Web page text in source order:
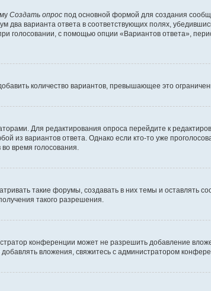
Создать опрос под основной формой для создания
варианта ответа в соответствующих полях,
голосовании, с помощью опции «Вариантов ответа»,
количество вариантов, превышающее это
Для редактирования опроса перейдите к
из вариантов ответа. Однако если кто-то уже
время голосования.
такие форумы, создавать в них темы и оставлять
такого разрешения.
конференции может не разрешить добавление
вложения, свяжитесь с администратором